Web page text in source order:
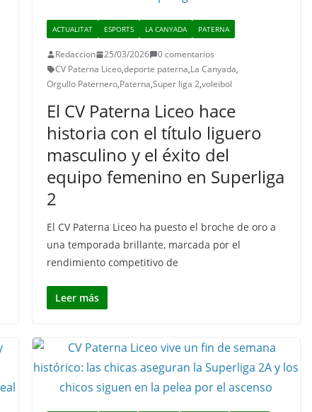
ACTUALITAT ESPORTS LA CANYADA PATERNA
Redaccion 25/03/2026
0 comentarios
CV Paterna Liceo,deporte paterna,La Canyada,
Orgullo Paternero,Paterna,Super liga 2,voleibol
El CV Paterna Liceo hace
historia con el título liguero
masculino y el éxito del
equipo femenino en Superliga
2
El CV Paterna Liceo ha puesto el broche de oro a
una temporada brillante, marcada por el
rendimiento competitivo de
Leer más